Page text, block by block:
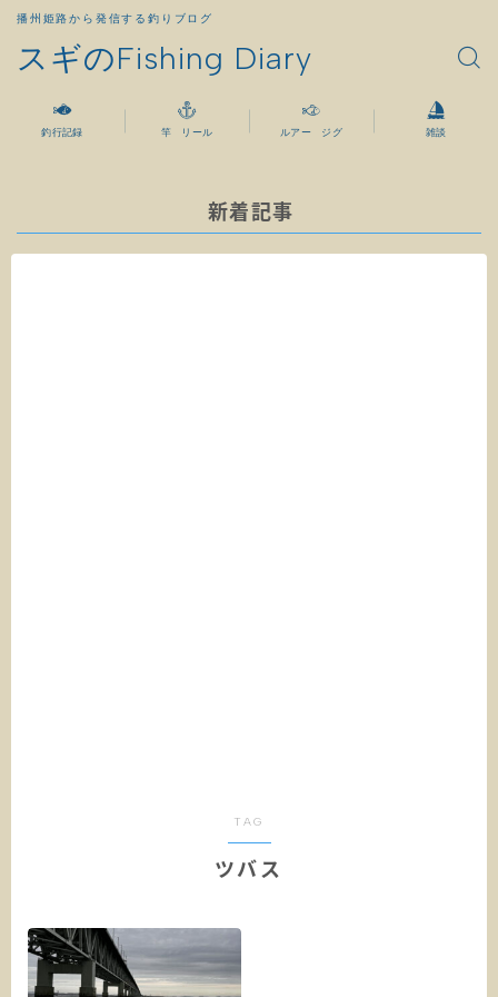
スギのFishing Diary
播州姫路から発信する釣りブログ
釣行記録 竿 リール ルアー ジグ 雑談
新着記事
TAG
ツバス